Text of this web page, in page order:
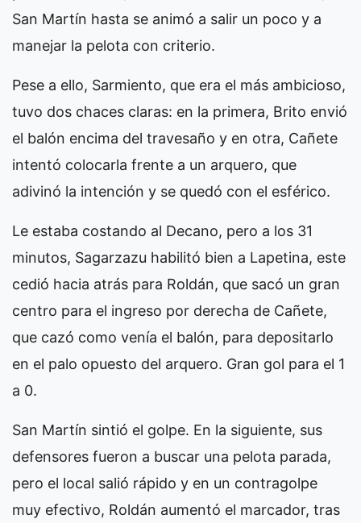
San Martín hasta se animó a salir un poco y a
manejar la pelota con criterio.
Pese a ello, Sarmiento, que era el más ambicioso,
tuvo dos chaces claras: en la primera, Brito envió
el balón encima del travesaño y en otra, Cañete
intentó colocarla frente a un arquero, que
adivinó la intención y se quedó con el esférico.
Le estaba costando al Decano, pero a los 31
minutos, Sagarzazu habilitó bien a Lapetina, este
cedió hacia atrás para Roldán, que sacó un gran
centro para el ingreso por derecha de Cañete,
que cazó como venía el balón, para depositarlo
en el palo opuesto del arquero. Gran gol para el 1
a 0.
San Martín sintió el golpe. En la siguiente, sus
defensores fueron a buscar una pelota parada,
pero el local salió rápido y en un contragolpe
muy efectivo, Roldán aumentó el marcador, tras